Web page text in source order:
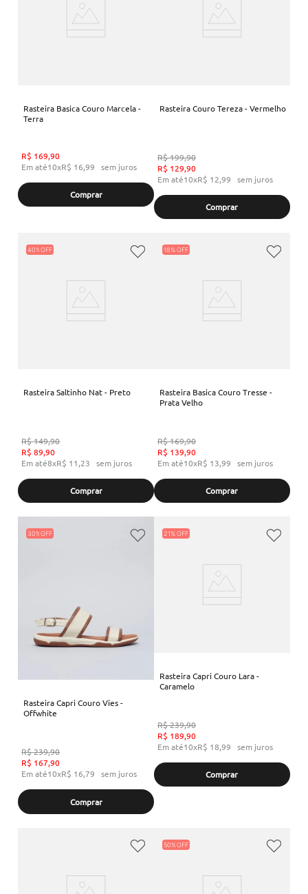
Rasteira Basica Couro Marcela -
Terra
R$ 169,90
Em até10xR$ 16,99 sem juros
Comprar
Rasteira Couro Tereza - Vermelho
R$199,90
R$ 129,90
Em até10xR$ 12,99 sem juros
Comprar
40%
Rasteira Saltinho Nat - Preto
R$149,90
R$ 89,90
Em até8xR$ 11,23 sem juros
Comprar
18%
Rasteira Basica Couro Tresse -
Prata Velho
R$169,90
R$ 139,90
Em até10xR$ 13,99 sem juros
Comprar
30%
Rasteira Capri Couro Vies -
Offwhite
R$239,90
R$ 167,90
Em até10xR$ 16,79 sem juros
Comprar
21%
Rasteira Capri Couro Lara -
Caramelo
R$239,90
R$ 189,90
Em até10xR$ 18,99 sem juros
Comprar
50%